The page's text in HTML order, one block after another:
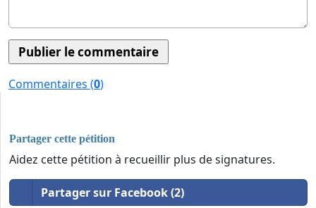
Commentaires (0)
Partager cette pétition
Aidez cette pétition à recueillir plus de signatures.
Partager sur Facebook (2)